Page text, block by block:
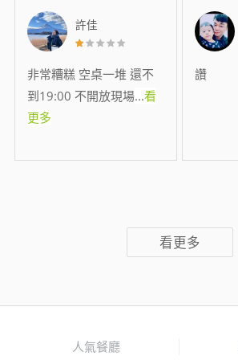
許佳
非常糟糕 空桌一堆 還不
到19:00 不開放現場...看
更多
讚
看更多
人氣餐廳